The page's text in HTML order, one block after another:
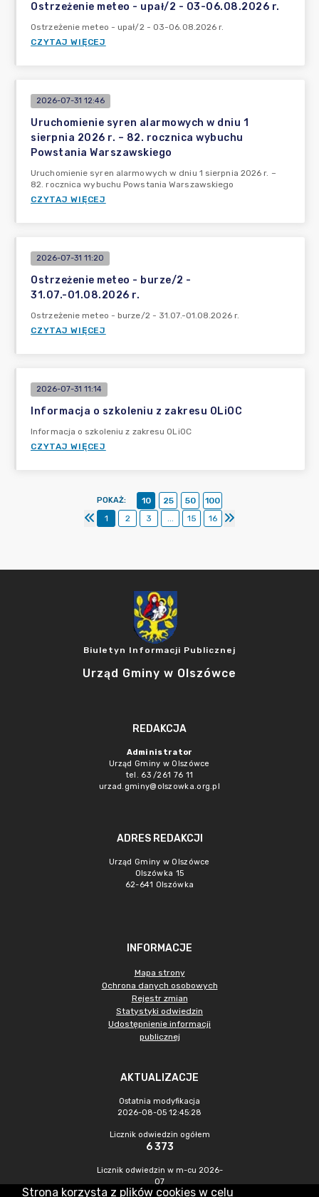
Ostrzeżenie meteo - upał/2 - 03-06.08.2026 r.
Ostrzeżenie meteo - upał/2 - 03-06.08.2026 r.
CZYTAJ WIĘCEJ
2026-07-31 12:46
Uruchomienie syren alarmowych w dniu 1
sierpnia 2026 r. – 82. rocznica wybuchu
Powstania Warszawskiego
Uruchomienie syren alarmowych w dniu 1 sierpnia 2026 r. –
82. rocznica wybuchu Powstania Warszawskiego
CZYTAJ WIĘCEJ
2026-07-31 11:20
Ostrzeżenie meteo - burze/2 -
31.07.-01.08.2026 r.
Ostrzeżenie meteo - burze/2 - 31.07.-01.08.2026 r.
CZYTAJ WIĘCEJ
2026-07-31 11:14
Informacja o szkoleniu z zakresu OLiOC
Informacja o szkoleniu z zakresu OLiOC
CZYTAJ WIĘCEJ
POKAŻ: 10 25 50
100
1
2 3 ... 15 16
Biuletyn Informacji Publicznej
Urząd Gminy w Olszówce
REDAKCJA
Administrator
Urząd Gminy w Olszówce
tel. 63 /261 76 11
urzad.gminy@olszowka.org.pl
ADRES REDAKCJI
Urząd Gminy w Olszówce
Olszówka 15
62-641 Olszówka
INFORMACJE
Mapa strony
Ochrona danych osobowych
Rejestr zmian
Statystyki odwiedzin
Udostępnienie informacji
publicznej
AKTUALIZACJE
Ostatnia modyfikacja
2026-08-05 12:45:28
Licznik odwiedzin ogółem
6 373
Licznik odwiedzin w m-cu 2026-
07
747
Strona korzysta z plików cookies w celu